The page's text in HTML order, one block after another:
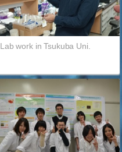
Lab work in Tsukuba Uni.